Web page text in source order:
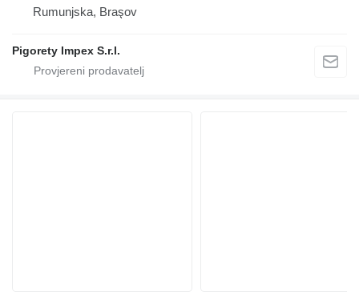
Rumunjska, Braşov
Pigorety Impex S.r.l.